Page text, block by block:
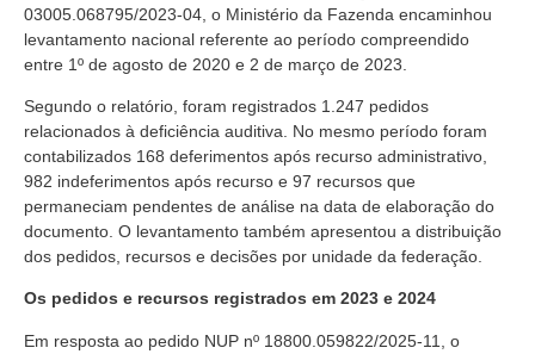
03005.068795/2023-04, o Ministério da Fazenda encaminhou
levantamento nacional referente ao período compreendido
entre 1º de agosto de 2020 e 2 de março de 2023.
Segundo o relatório, foram registrados 1.247 pedidos
relacionados à deficiência auditiva. No mesmo período foram
contabilizados 168 deferimentos após recurso administrativo,
982 indeferimentos após recurso e 97 recursos que
permaneciam pendentes de análise na data de elaboração do
documento. O levantamento também apresentou a distribuição
dos pedidos, recursos e decisões por unidade da federação.
Os pedidos e recursos registrados em 2023 e 2024
Em resposta ao pedido NUP nº 18800.059822/2025-11, o